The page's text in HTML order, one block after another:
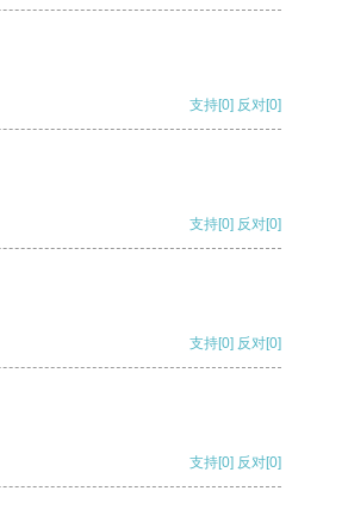
支持[0] 反对[0]
支持[0] 反对[0]
支持[0] 反对[0]
支持[0] 反对[0]